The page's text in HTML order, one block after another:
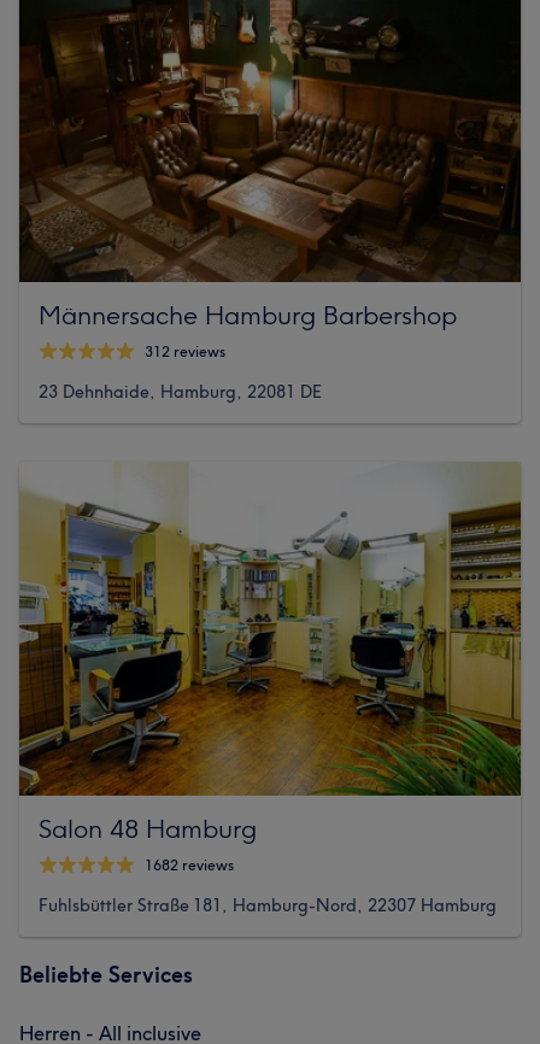
Männersache Hamburg Barbershop
312 reviews
23 Dehnhaide, Hamburg, 22081 DE
Salon 48 Hamburg
1682 reviews
Fuhlsbüttler Straße 181, Hamburg-Nord, 22307 Hamburg
Beliebte Services
Herren - All inclusive